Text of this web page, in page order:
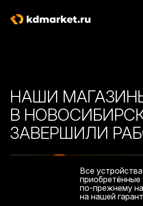
НАШИ
В
ЗАВЕРШИЛИ
Все
приобретённые
по-прежнему
на нашей